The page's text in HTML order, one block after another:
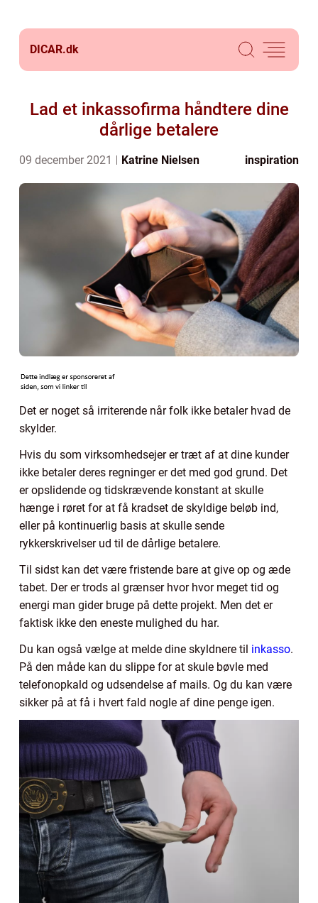
DICAR.dk
Lad et inkassofirma håndtere dine
dårlige betalere
09 december 2021 Katrine Nielsen inspiration
Det er noget så irriterende når folk ikke betaler hvad de
skylder.
Hvis du som virksomhedsejer er træt af at dine kunder
ikke betaler deres regninger er det med god grund. Det
er opslidende og tidskrævende konstant at skulle
hænge i røret for at få kradset de skyldige beløb ind,
eller på kontinuerlig basis at skulle sende
rykkerskrivelser ud til de dårlige betalere.
Til sidst kan det være fristende bare at give op og æde
tabet. Der er trods al grænser hvor hvor meget tid og
energi man gider bruge på dette projekt. Men det er
faktisk ikke den eneste mulighed du har.
Du kan også vælge at melde dine skyldnere til inkasso.
På den måde kan du slippe for at skule bøvle med
telefonopkald og udsendelse af mails. Og du kan være
sikker på at få i hvert fald nogle af dine penge igen.